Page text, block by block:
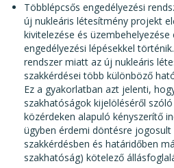
Többlépcsős engedélyezési
új nukleáris létesítmény projekt
kivitelezése és
engedélyezési lépésekkel
rendszer miatt az új nukleáris
szakkérdései több különböző
Ez a gyakorlatban azt jelenti,
szakhatóságok kijelöléséről
közérdeken alapuló kényszerítő
ügyben érdemi döntésre
szakkérdésben és határidőben
szakhatóság) kötelező